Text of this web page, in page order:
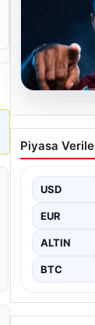
Piyasa
USD
EUR
ALTIN
BTC